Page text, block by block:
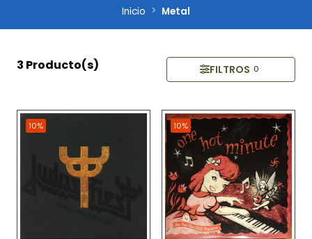
Inicio Metal
3 Producto(s) FILTROS 0
10% 10%